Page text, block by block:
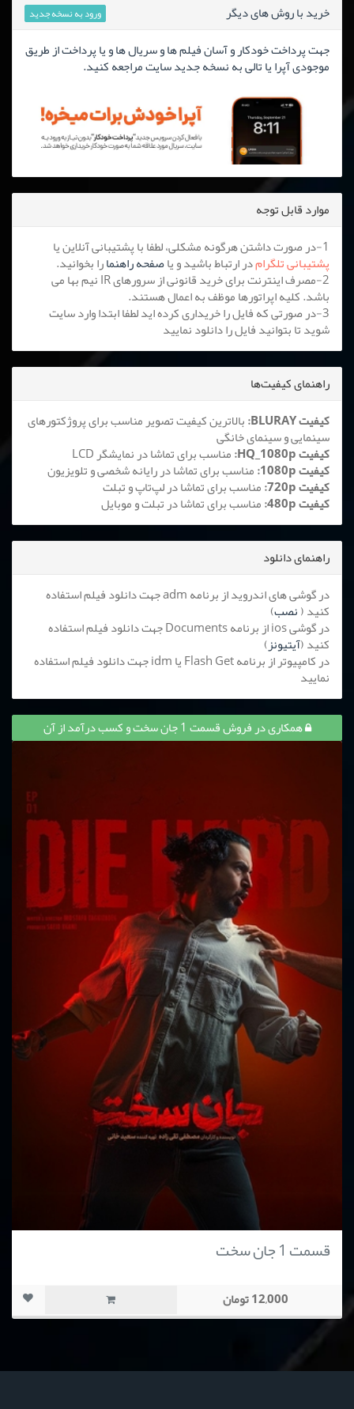
خرید با روش های دیگر ورود به نسخه جدید
جهت پرداخت خودکار و آسان فیلم ها و سریال ها و یا پرداخت از طریق
موجودی آپرا یا تالی به نسخه جدید سایت مراجعه کنید.
موارد قابل توجه
1-در صورت داشتن هرگونه مشکلی، لطفا با پشتیبانی آنلاین یا
پشتیبانی تلگرامدر ارتباط باشید و یاصفحه راهنمارا بخوانید.
2-مصرف اینترنت برای خرید قانونی از سرورهای IR نیم بها می
باشد. کلیه اپراتورها موظف به اعمال هستند.
3-در صورتی که فایل را خریداری کرده اید لطفا ابتدا وارد سایت
شوید تا بتوانید فایل را دانلود نمایید
راهنمای کیفیت‌ها
کیفیت BLURAY:
بالاترین کیفیت تصویر مناسب برای پروژکتورهای
سینمایی و سینمای خانگی
کیفیت HQ_1080p: مناسب برای تماشا در نمایشگر LCD
کیفیت 1080p: مناسب برای تماشا در رایانه شخصی و تلویزیون
کیفیت 720p: مناسب برای تماشا در لپ‌تاپ و تبلت
کیفیت 480p: مناسب برای تماشا در تبلت و موبایل
راهنمای دانلود
در گوشی های اندروید از برنامه adm جهت دانلود فیلم استفاده
کنید (نصب)
در گوشی ios از برنامه Documents جهت دانلود فیلم استفاده
کنید (آیتیونز)
در کامپیوتر از برنامه Flash Get یا idm جهت دانلود فیلم استفاده
نمایید
همکاری در فروش قسمت 1 جان سخت و کسب درآمد از آن
قسمت 1 جان سخت
12,000 تومان